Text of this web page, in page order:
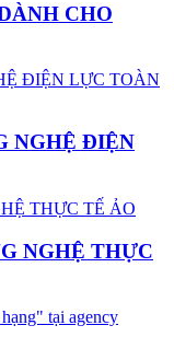
CHO
NGHỆ ĐIỆN
NGHỆ THỰC